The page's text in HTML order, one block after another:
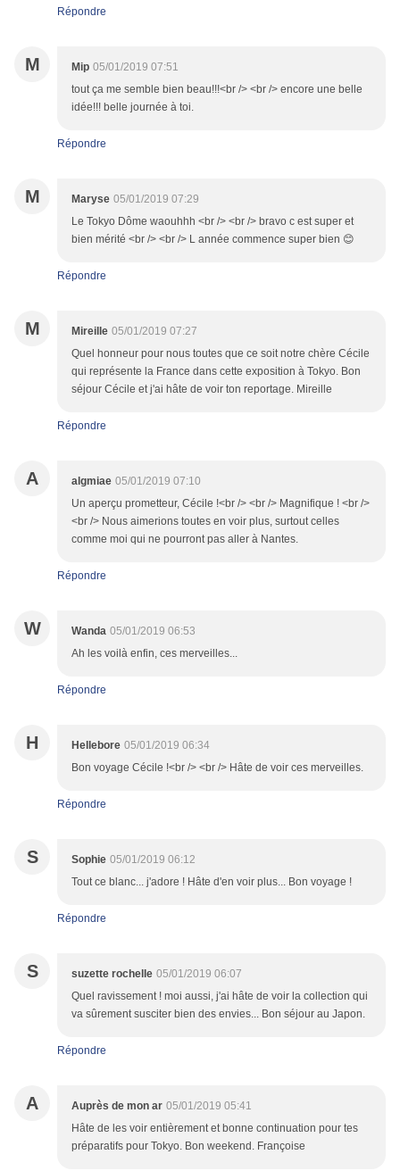
Répondre
M Mip 05/01/2019 07:51
tout ça me semble bien beau!!!<br /> <br /> encore une belle
idée!!! belle journée à toi.
Répondre
M Maryse 05/01/2019 07:29
Le Tokyo Dôme waouhhh <br /> <br /> bravo c est super et
bien mérité <br /> <br /> L année commence super bien 😊
Répondre
M Mireille 05/01/2019 07:27
Quel honneur pour nous toutes que ce soit notre chère Cécile
qui représente la France dans cette exposition à Tokyo. Bon
séjour Cécile et j'ai hâte de voir ton reportage. Mireille
Répondre
A algmiae 05/01/2019 07:10
Un aperçu prometteur, Cécile !<br /> <br /> Magnifique ! <br />
<br /> Nous aimerions toutes en voir plus, surtout celles
comme moi qui ne pourront pas aller à Nantes.
Répondre
W Wanda 05/01/2019 06:53
Ah les voilà enfin, ces merveilles...
Répondre
H Hellebore 05/01/2019 06:34
Bon voyage Cécile !<br /> <br /> Hâte de voir ces merveilles.
Répondre
S Sophie 05/01/2019 06:12
Tout ce blanc... j'adore ! Hâte d'en voir plus... Bon voyage !
Répondre
S suzette rochelle 05/01/2019 06:07
Quel ravissement ! moi aussi, j'ai hâte de voir la collection qui
va sûrement susciter bien des envies... Bon séjour au Japon.
Répondre
A Auprès de mon ar 05/01/2019 05:41
Hâte de les voir entièrement et bonne continuation pour tes
préparatifs pour Tokyo. Bon weekend. Françoise